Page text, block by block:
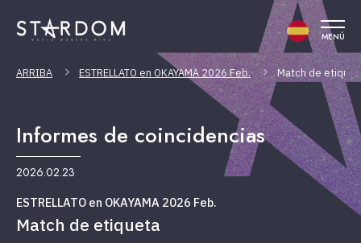
MENÚ
ARRIBA ESTRELLATO en OKAYAMA 2026 Feb. Match de
Informes de coincidencias
2026.02.23
ESTRELLATO en OKAYAMA 2026 Feb.
Match de etiqueta